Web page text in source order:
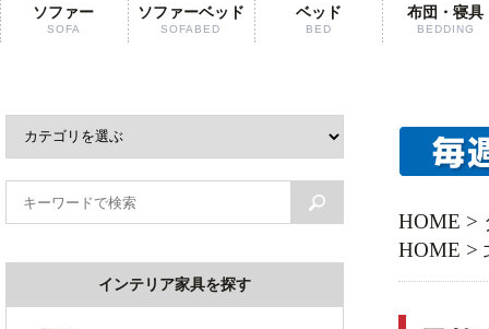
ソファー
SOFA
ソファーベッド
SOFABED
ベッド
BED
布団・寝具
BEDDING
HOME >
HOME >
インテリア家具を探す